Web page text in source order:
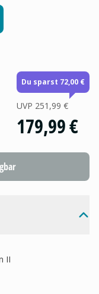
II
Du sparst 72,00 €
UVP 251,99 €
179,99 €